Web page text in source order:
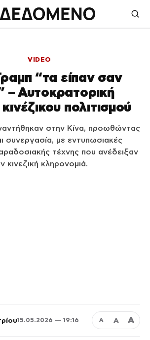
VIDEO
“τα είπαν σαν
– Αυτοκρατορική
κινέζικου πολιτισμού
στην Κίνα, προωθώντας
συνεργασία, με εντυπωσιακές
τέχνης που ανέδειξαν
κινεζική κληρονομιά.
15.05.2026 — 19:16 Α Α Α